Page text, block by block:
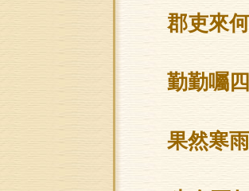
郡吏來
勤勤囑
果然寒